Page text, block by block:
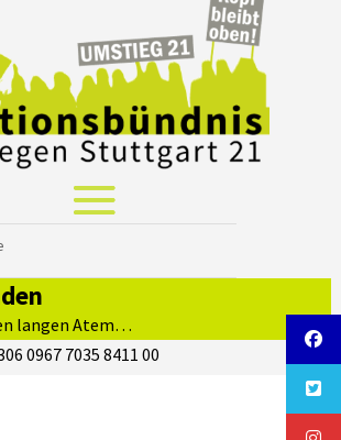
langen Atem…
0967 7035 8411 00